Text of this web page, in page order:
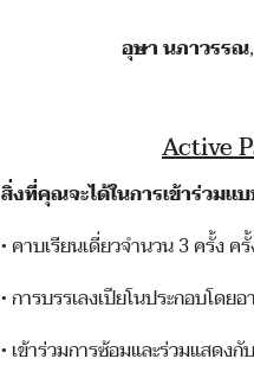
อุษา นภาวรรณ
Active
สิ่งที่คุณจะได้ในการเข้าร่วมแ
•คาบเรียนเดี่ยวจำนวน 3 ครั้ง
•การบรรเลงเปียโนประกอบโดย
• เข้าร่วมการซ้อมและร่วมแสดง